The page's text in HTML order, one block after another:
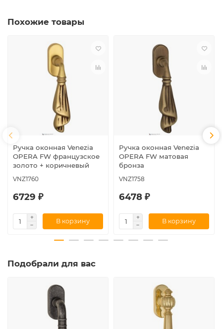
Похожие товары
Ручка оконная Venezia
OPERA FW французское
золото + коричневый
VNZ1760
6729 ₽
В корзину
Ручка оконная Venezia
OPERA FW матовая
бронза
VNZ1758
6478 ₽
В корзину
Подобрали для вас